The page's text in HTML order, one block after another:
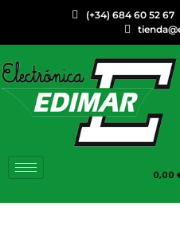
(+34) 684 60 52 67
0,00